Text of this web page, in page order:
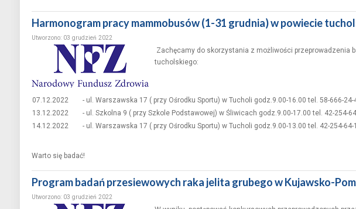
Harmonogram pracy mammobusów (1-31 grudnia) w powiecie
Utworzono: 03 grudzień 2022
Zachęcamy do skorzystania z możliwości przeprowadzenia
tucholskiego:
07.12.2022
- ul. Warszawska 17 ( przy Ośrodku Sportu) w Tucholi godz.9.00-16.00 tel. 58-666-24-
13.12.2022
- ul. Szkolna 9 ( przy Szkole Podstawowej) w Śliwicach godz.9.00-17.00 tel. 42-254-
14.12.2022
- ul. Warszawska 17 ( przy Ośrodku Sportu) w Tucholi godz.9.00-13.00 tel. 42-254-64-
Warto się badać!
Program badań przesiewowych raka jelita grubego w Kujawsko-
Utworzono: 03 grudzień 2022